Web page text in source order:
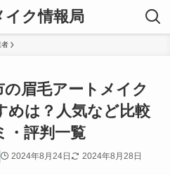
イク情報局
者
の眉毛アートメイク
めは？人気など比較
・評判一覧
2024年8月24日 2024年8月28日